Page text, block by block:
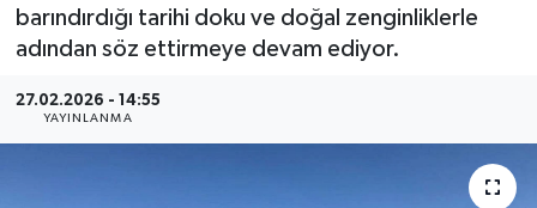
barındırdığı tarihi doku ve doğal zenginliklerle
adından söz ettirmeye devam ediyor.
27.02.2026 - 14:55
YAYINLANMA
Magazin
Ekonomi
Tüm Manşetler
Son Dakika Haberleri